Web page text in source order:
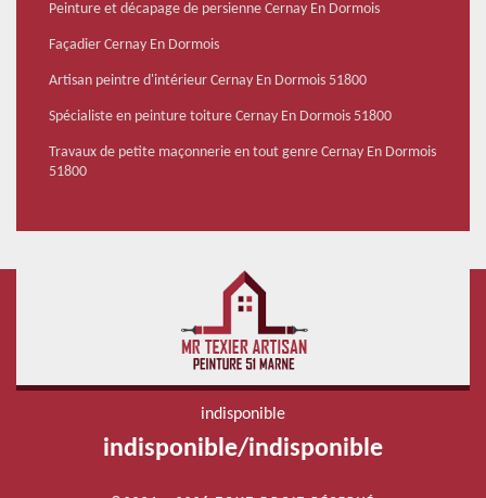
Peinture et décapage de persienne Cernay En Dormois
Façadier Cernay En Dormois
Artisan peintre d'intérieur Cernay En Dormois 51800
Spécialiste en peinture toiture Cernay En Dormois 51800
Travaux de petite maçonnerie en tout genre Cernay En Dormois
51800
indisponible
indisponible/indisponible